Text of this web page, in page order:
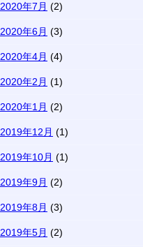
2020年7月 (2)
2020年6月 (3)
2020年4月 (4)
2020年2月 (1)
2020年1月 (2)
2019年12月 (1)
2019年10月 (1)
2019年9月 (2)
2019年8月 (3)
2019年5月 (2)